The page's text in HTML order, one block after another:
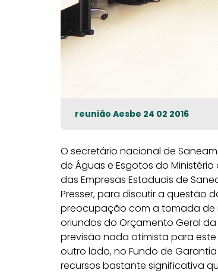
reunião Aesbe 24 02 2016
O secretário nacional de
de Águas e Esgotos do
das Empresas Estaduais de
Presser, para discutir a questão
preocupação com a tomada de
oriundos do Orçamento Geral
previsão nada otimista para este
outro lado, no Fundo de
recursos bastante significativa